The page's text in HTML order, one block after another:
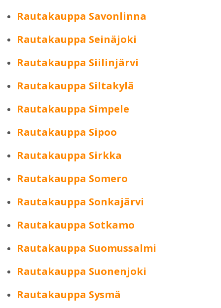
Rautakauppa Savonlinna
Rautakauppa Seinäjoki
Rautakauppa Siilinjärvi
Rautakauppa Siltakylä
Rautakauppa Simpele
Rautakauppa Sipoo
Rautakauppa Sirkka
Rautakauppa Somero
Rautakauppa Sonkajärvi
Rautakauppa Sotkamo
Rautakauppa Suomussalmi
Rautakauppa Suonenjoki
Rautakauppa Sysmä